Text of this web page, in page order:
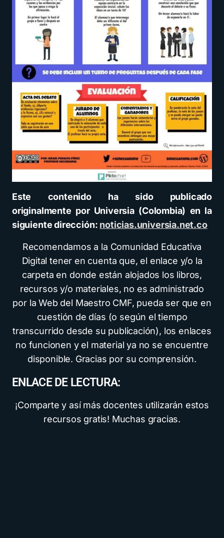
Este contenido ha sido publicado
originalmente por Universia (Colombia) en la
siguiente dirección: noticias.universia.net.co
Recomendamos a la Comunidad Educativa
Digital tener en cuenta que, el enlace y/o la
carpeta en donde están alojados los libros,
recursos y/o materiales, no es administrado
por la Web del Maestro CMF, pueda ser que en
cuestión de días (o según el tiempo
transcurrido desde su publicación), los enlaces
no funcionen y el material ya no se encuentre
disponible. Gracias por su comprensión.
ENLACE DE LECTURA:
¡Comparte y así más docentes utilizarán estos
recursos gratis! Muchas gracias.